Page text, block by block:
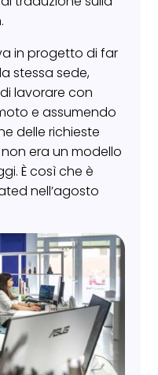
in progetto di far
stessa sede,
lavorare con
e assumendo
delle richieste
era un modello
È così che è
nell’agosto